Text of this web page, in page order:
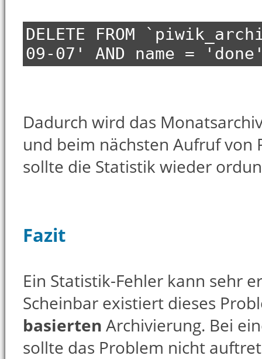
DELETE FROM
09-07' AND name =
Dadurch wird das
und beim nächsten Aufruf von
sollte die Statistik wieder
Fazit
Ein Statistik-Fehler kann sehr
Scheinbar existiert dieses
basierten Archivierung. Bei
sollte das Problem nicht